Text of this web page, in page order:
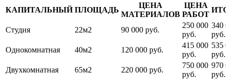
КАПИТАЛЬНЫЙ ПЛОЩАДЬ
ЦЕНА
МАТЕРИАЛОВ
ЦЕНА
РАБОТ
Студия 22м2 90 000 руб.
250 000
руб.
340
руб.
Однокомнатная
40м2 120 000 руб.
415 000
руб.
535
руб.
Двухкомнатная
65м2 220 000 руб.
750 000
руб.
970
руб.